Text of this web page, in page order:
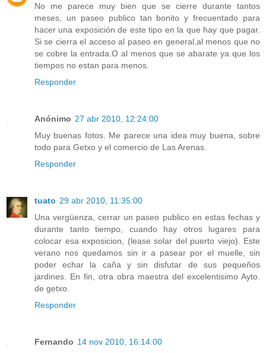
No me parece muy bien que se cierre durante tantos
meses, un paseo publico tan bonito y frecuentado para
hacer una exposición de este tipo en la que hay que pagar.
Si se cierra el acceso al paseo en general,al menos que no
se cobre la entrada.O al menos que se abarate ya que los
tiempos no estan para menos.
Responder
Anónimo 27 abr 2010, 12:24:00
Muy buenas fotos. Me parece una idea muy buena, sobre
todo para Getxo y el comercio de Las Arenas.
Responder
tuato 29 abr 2010, 11:35:00
Una vergüenza, cerrar un paseo publico en estas fechas y
durante tanto tiempo, cuando hay otros lugares para
colocar esa exposicion, (lease solar del puerto viejo). Este
verano nos quedamos sin ir a pasear por el muelle, sin
poder echar la caña y sin disfutar de sus pequeños
jardines. En fin, otra obra maestra del excelentisimo Ayto.
de getxo.
Responder
Fernando 14 nov 2010, 16:14:00